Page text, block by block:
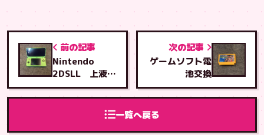
前の記事
Nintendo
2DSLL 上液晶
交換修理
一覧へ戻る
次の記事
ゲームソフト電
池交換